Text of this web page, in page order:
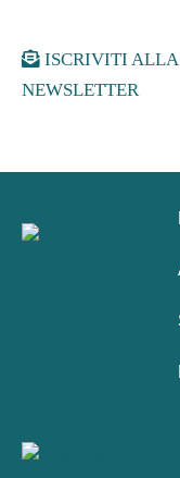
contenuto
ISCRIVITI ALLA
NEWSLETTER